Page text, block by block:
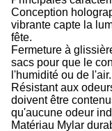
Conception
vibrante capte la
fête.
Fermeture à
sacs pour que le
l'humidité ou de l'air.
Résistant aux
doivent être
qu'aucune odeur
Matériau Mylar